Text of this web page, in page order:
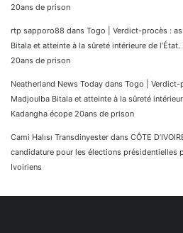
20ans de prison
rtp sapporo88 dans Togo | Verdict-procès :
Bitala et atteinte à la sûreté intérieure de
20ans de prison
Neatherland News Today dans Togo | Verdict-
Madjoulba Bitala et atteinte à la sûreté
Kadangha écope 20ans de prison
Cami Halısı Transdinyester dans CÔTE
candidature pour les élections présidentielles
Ivoiriens